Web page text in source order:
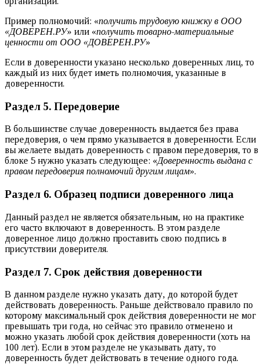
Пример полномочий: «получить трудовую книжку в ООО
«ДОВЕРЕН.РУ» или «получить товарно-материальные
ценности от ООО «ДОВЕРЕН.РУ»
Если в доверенности указано несколько доверенных лиц, то
каждый из них будет иметь полномочия, указанные в
доверенности.
Раздел 5. Передоверие
В большинстве случае доверенность выдается без права
передоверия, о чем прямо указывается в доверенности. Если
вы желаете выдать доверенность с правом передоверия, то в
блоке 5 нужно указать следующее: «Доверенность выдана с
правом передоверия полномочий другим лицам».
Раздел 6. Образец подписи доверенного лица
Данный раздел не является обязательным, но на практике
его часто включают в доверенность. В этом разделе
доверенное лицо должно проставить свою подпись в
присутствии доверителя.
Раздел 7. Срок действия доверенности
В данном разделе нужно указать дату, до которой будет
действовать доверенность. Раньше действовало правило по
которому максимальный срок действия доверенности не мог
превышать три года, но сейчас это правило отменено и
можно указать любой срок действия доверенности (хоть на
100 лет). Если в этом разделе не указывать дату, то
доверенность будет действовать в течение одного года.